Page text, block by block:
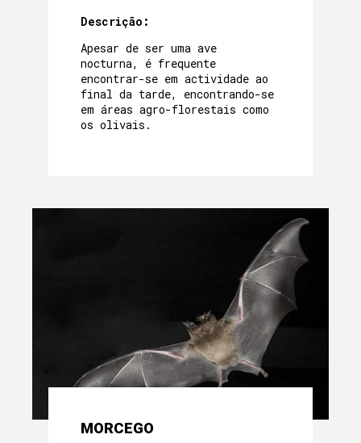
Descrição:
Apesar de ser uma ave
nocturna, é frequente
encontrar-se em actividade ao
final da tarde, encontrando-se
em áreas agro-florestais como
os olivais.
MORCEGO